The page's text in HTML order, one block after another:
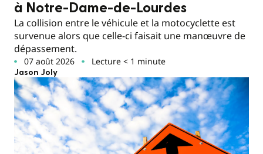
à Notre-Dame-de-Lourdes
La collision entre le véhicule et la motocyclette est
survenue alors que celle-ci faisait une manœuvre de
dépassement.
07 août 2026 Lecture < 1 minute
Jason Joly